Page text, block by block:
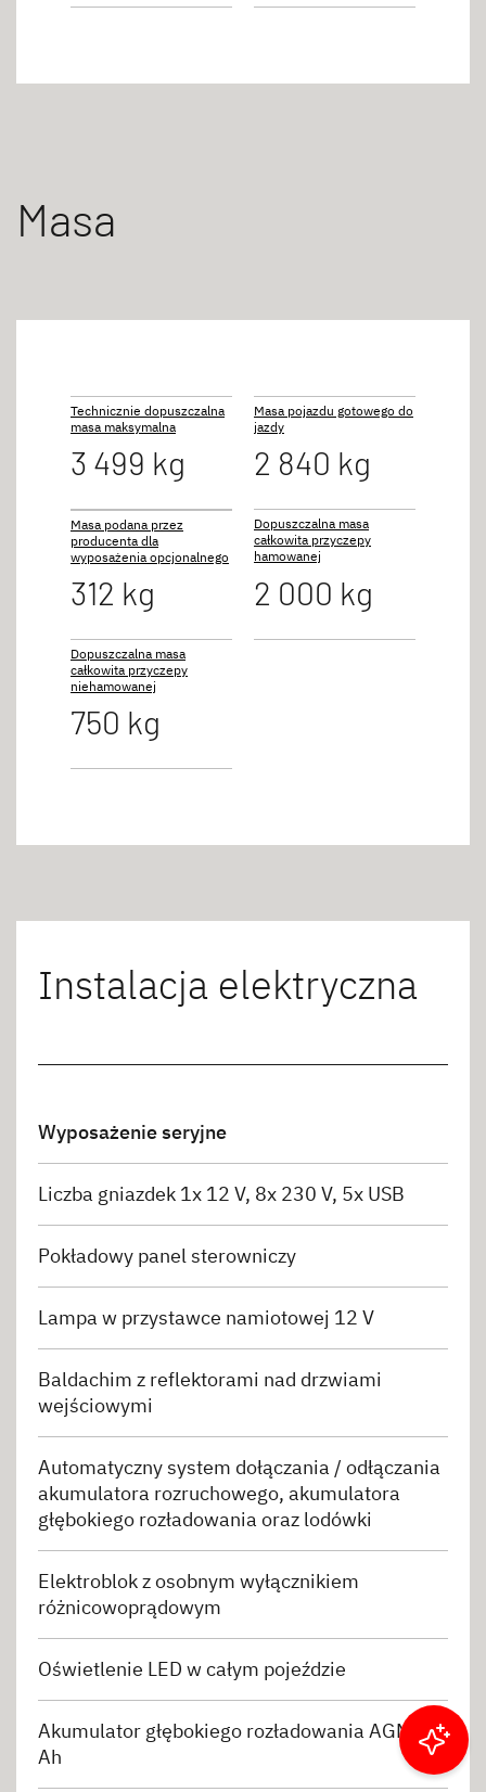
Masa
Technicznie dopuszczalna
masa maksymalna
3 499 kg
Masa pojazdu gotowego do
jazdy
2 840 kg
Masa podana przez
producenta dla
wyposażenia opcjonalnego
312 kg
Dopuszczalna masa
całkowita przyczepy
hamowanej
2 000 kg
Dopuszczalna masa
całkowita przyczepy
niehamowanej
750 kg
Instalacja elektryczna
Wyposażenie seryjne
Liczba gniazdek 1x 12 V, 8x 230 V, 5x USB
Pokładowy panel sterowniczy
Lampa w przystawce namiotowej 12 V
Baldachim z reflektorami nad drzwiami
wejściowymi
Automatyczny system dołączania / odłączania
akumulatora rozruchowego, akumulatora
głębokiego rozładowania oraz lodówki
Elektroblok z osobnym wyłącznikiem
różnicowoprądowym
Oświetlenie LED w całym pojeździe
Akumulator głębokiego rozładowania AGM, 95
Ah